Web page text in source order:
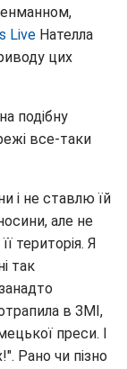
Live Нателла
цих
подібну
все-таки
і не ставлю їй
але не
територія. Я
так
в ЗМІ,
преси. І
Рано чи пізно